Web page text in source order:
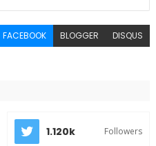
FACEBOOK BLOGGER DISQUS
1.120k Followers